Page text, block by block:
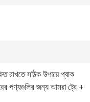
রাখতে সঠিক উপায়ে প্যাক
পণ্যগুলির জন্য আমরা ট্রে +